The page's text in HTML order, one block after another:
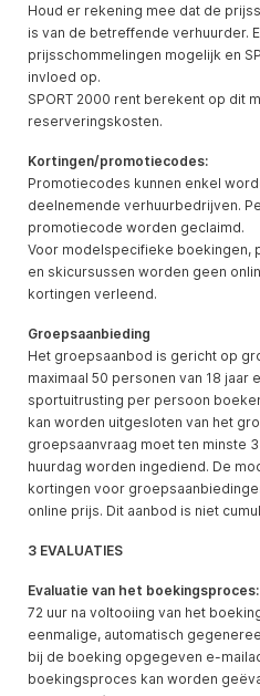
Houd er rekening mee dat de
is van de betreffende verhuurder.
prijsschommelingen mogelijk en
invloed op.
SPORT 2000 rent berekent op dit
reserveringskosten.
Kortingen/promotiecodes:
Promotiecodes kunnen enkel
deelnemende verhuurbedrijven.
promotiecode worden geclaimd.
Voor modelspecifieke boekingen,
en skicursussen worden geen
kortingen verleend.
Groepsaanbieding
Het groepsaanbod is gericht op
maximaal 50 personen van 18 jaar
sportuitrusting per persoon
kan worden uitgesloten van het
groepsaanvraag moet ten minste
huurdag worden ingediend. De
kortingen voor
online prijs. Dit aanbod is niet
3 EVALUATIES
Evaluatie van het boekingsproces:
72 uur na voltooiing van het
eenmalige, automatisch
bij de boeking opgegeven e-
boekingsproces kan worden